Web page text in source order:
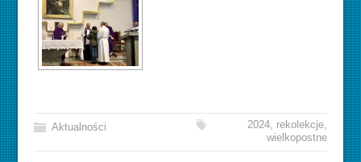
Aktualności 2024, rekolekcje,
wielkopostne